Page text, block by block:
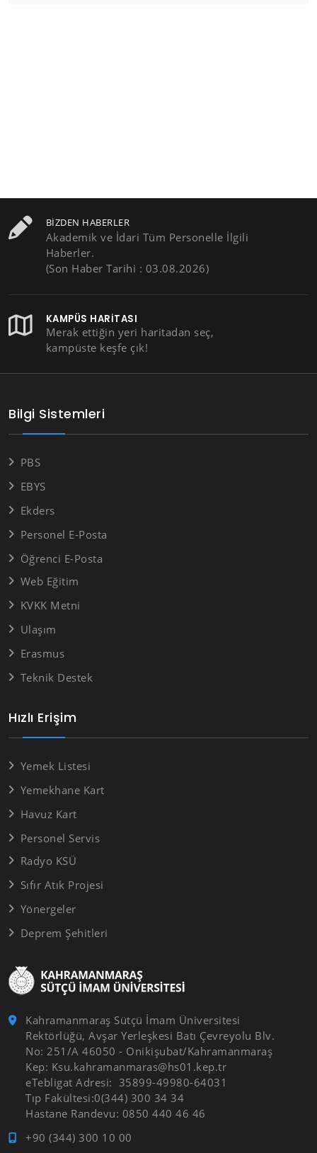
BIZDEN HABERLER
Akademik ve İdari Tüm Personelle İlgili
Haberler.
(Son Haber Tarihi : 03.08.2026)
KAMPÜS HARITASI
Merak ettiğin yeri haritadan seç,
kampüste keşfe çık!
Kahramanmaraş Sütçü İmam Üniversitesi
Rektörlüğü, Avşar Yerleşkesi Batı Çevreyolu Blv.
No: 251/A 46050 - Onikişubat/Kahramanmaraş
Kep: Ksu.kahramanmaras@hs01.kep.tr
eTebligat Adresi: 35899-49980-64031
Tıp Fakültesi:0(344) 300 34 34
Hastane Randevu: 0850 440 46 46
+90 (344) 300 10 00
Hızlı Erişim
Yemek Listesi
Yemekhane Kart
Havuz Kart
Personel Servis
Radyo KSÜ
Sıfır Atık Projesi
Yönergeler
Deprem Şehitleri
Bilgi Sistemleri
PBS
EBYS
Ekders
Personel E-Posta
Öğrenci E-Posta
Web Eğitim
KVKK Metni
Ulaşım
Erasmus
Teknik Destek